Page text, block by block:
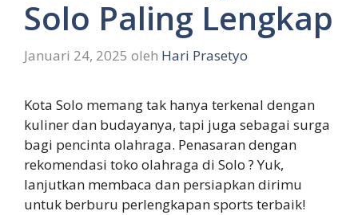
Solo Paling Lengkap
Januari 24, 2025 oleh Hari Prasetyo
Kota Solo memang tak hanya terkenal dengan
kuliner dan budayanya, tapi juga sebagai surga
bagi pencinta olahraga. Penasaran dengan
rekomendasi toko olahraga di Solo ? Yuk,
lanjutkan membaca dan persiapkan dirimu
untuk berburu perlengkapan sports terbaik!